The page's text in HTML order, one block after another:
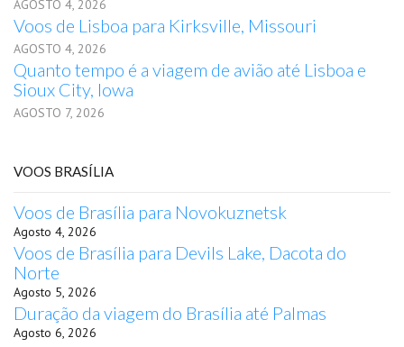
AGOSTO 4, 2026
Voos de Lisboa para Kirksville, Missouri
AGOSTO 4, 2026
Quanto tempo é a viagem de avião até Lisboa e
Sioux City, Iowa
AGOSTO 7, 2026
VOOS BRASÍLIA
Voos de Brasília para Novokuznetsk
Agosto 4, 2026
Voos de Brasília para Devils Lake, Dacota do
Norte
Agosto 5, 2026
Duração da viagem do Brasília até Palmas
Agosto 6, 2026